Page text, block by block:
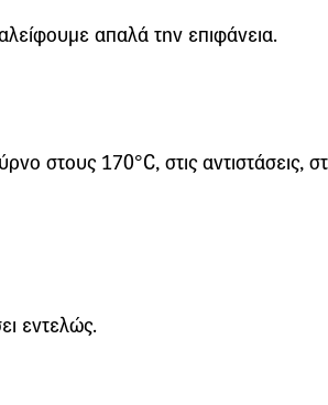
απαλά την επιφάνεια.
στους 170°C, στις αντιστάσεις,
εντελώς.